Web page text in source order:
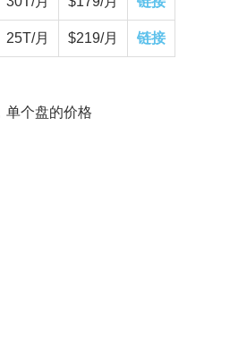
25T/月 $219/月 链接
单个盘的价格